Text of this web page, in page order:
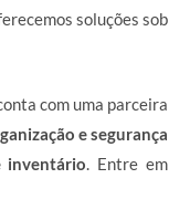
soluções sob
com uma parceira
e segurança
inventário . Entre em